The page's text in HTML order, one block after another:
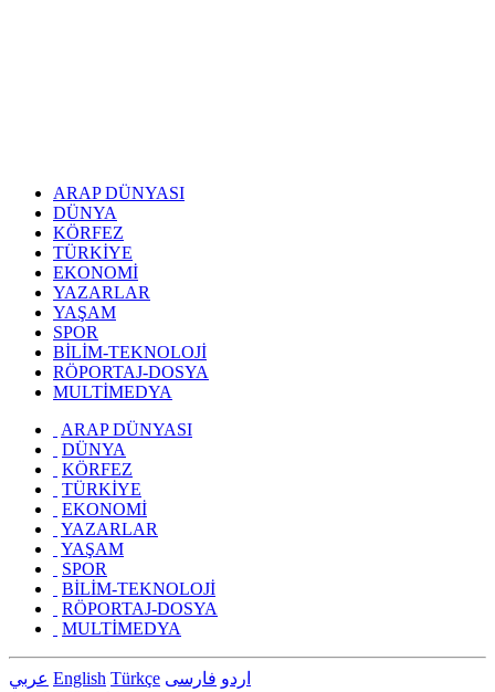
ARAP DÜNYASI
DÜNYA
KÖRFEZ
TÜRKİYE
EKONOMİ
YAZARLAR
YAŞAM
SPOR
BİLİM-TEKNOLOJİ
RÖPORTAJ-DOSYA
MULTİMEDYA
ARAP DÜNYASI
DÜNYA
KÖRFEZ
TÜRKİYE
EKONOMİ
YAZARLAR
YAŞAM
SPOR
BİLİM-TEKNOLOJİ
RÖPORTAJ-DOSYA
MULTİMEDYA
عربي English Türkçe اردو فارسى